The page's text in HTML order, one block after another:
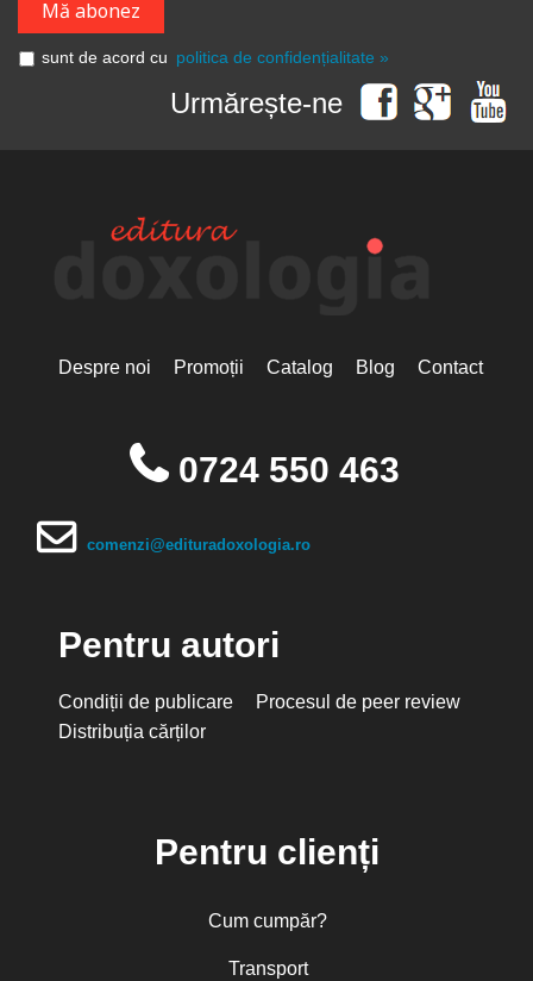
sunt de acord cu politica de confidențialitate »
Urmărește-ne
Despre noi Promoții Catalog Blog Contact
0724 550 463
comenzi@edituradoxologia.ro
Pentru autori
Condiții de publicare
Procesul de peer review
Distribuția cărților
Pentru clienți
Cum cumpăr?
Transport